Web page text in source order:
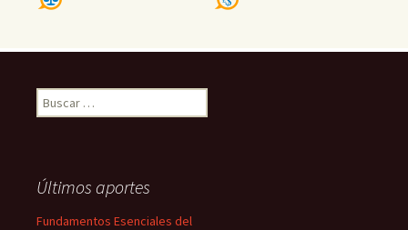
Buscar:
Últimos aportes
Fundamentos Esenciales del